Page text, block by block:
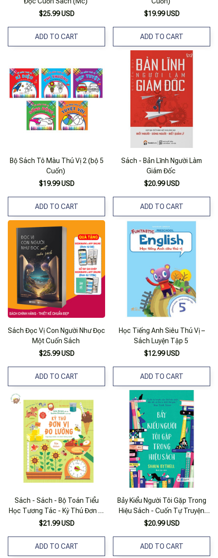
$25.99 USD
ADD TO CART
$19.99 USD
ADD TO CART
Bộ Sách Tô Màu Thú Vị 2 (bộ 5
Cuốn)
$19.99 USD
ADD TO CART
Sách - Bản Lĩnh Người Làm
Giám Đốc
$20.99 USD
ADD TO CART
Sách Đọc Vị Con Người Như Đọc
Một Cuốn Sách
$25.99 USD
ADD TO CART
Học Tiếng Anh Siêu Thú Vị –
Sách Luyện Tập 5
$12.99 USD
ADD TO CART
Sách - Sách - Bộ Toán Tiểu
Học Tương Tác - Kỳ Thú Đơn Vị
Đo Lường
$21.99 USD
ADD TO CART
Bảy Kiểu Người Tôi Gặp Trong
Hiệu Sách - Cuốn Tự Truyện
Của Chủ Hiệu Sách Đặc Sắc Và
$20.99 USD
ADD TO CART